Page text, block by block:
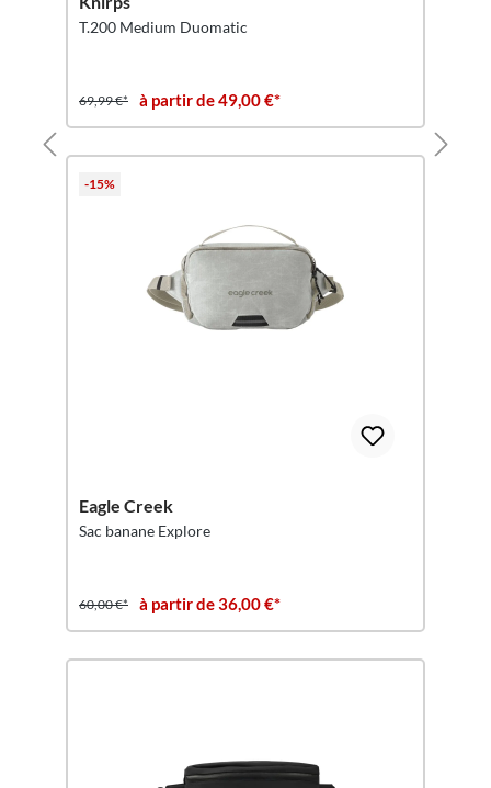
T.200 Medium Duomatic
69,99 €* à partir de 49,00 €*
-15%
Eagle Creek
Sac banane Explore
60,00 €* à partir de 36,00 €*